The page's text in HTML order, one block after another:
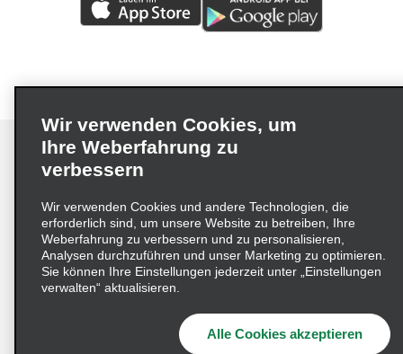
Impressum Nutzungsbedingungen
Datenschutzrichtlinie
Cookie-Richtlinie
Datenschutzoptionen
Lieferkettensorgfaltspflichtengesetz (LkSG) Grundsatzerklärung
Beschwerdeverfahren nach dem
Wir verwenden Cookies, um
Ihre Weberfahrung zu
verbessern
Wir verwenden Cookies und andere Technologien, die
erforderlich sind, um unsere Website zu betreiben, Ihre
Weberfahrung zu verbessern und zu personalisieren,
Analysen durchzuführen und unser Marketing zu optimieren.
Sie können Ihre Einstellungen jederzeit unter „Einstellungen
verwalten“ aktualisieren.
Alle Cookies akzeptieren